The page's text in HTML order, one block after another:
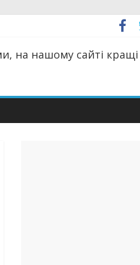
на нашому сайті кращі